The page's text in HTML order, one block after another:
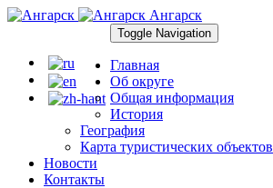
Ангарск
Toggle Navigation
Главная
Об округе
Общая информация
История
География
Карта туристических объектов
Новости
Контакты